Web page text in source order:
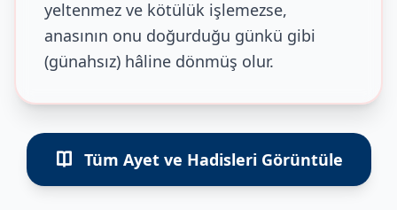
yeltenmez ve kötülük işlemezse,
anasının onu doğurduğu günkü gibi
(günahsız) hâline dönmüş olur.
Tüm Ayet ve Hadisleri Görüntüle